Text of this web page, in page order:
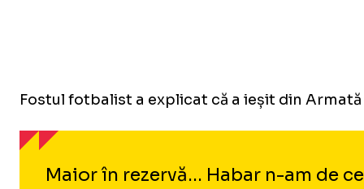
Fostul fotbalist a explicat că a ieșit din
Maior în rezervă... Habar n-am de